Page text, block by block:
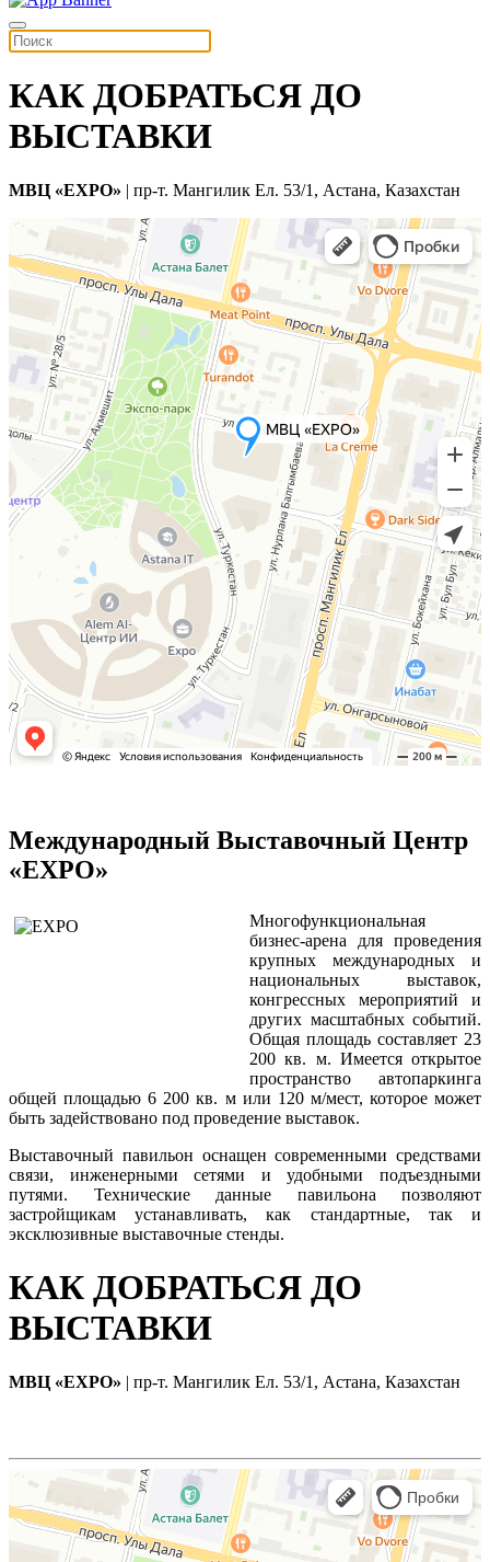
КАК ДОБРАТЬСЯ ДО
ВЫСТАВКИ
МВЦ «EXPO» | пр-т. Мангилик Ел. 53/1, Астана, Казахстан
Международный Выставочный Центр
«EXPO»
Многофункциональная
бизнес-арена для проведения
крупных международных и
национальных выставок,
конгрессных мероприятий и
других масштабных событий.
Общая площадь составляет 23
200 кв. м. Имеется открытое
пространство автопаркинга
общей площадью 6 200 кв. м или 120 м/мест, которое может
быть задействовано под проведение выставок.
Выставочный павильон оснащен современными средствами
связи, инженерными сетями и удобными подъездными
путями. Технические данные павильона позволяют
застройщикам устанавливать, как стандартные, так и
эксклюзивные выставочные стенды.
КАК ДОБРАТЬСЯ ДО
ВЫСТАВКИ
МВЦ «EXPO» | пр-т. Мангилик Ел. 53/1, Астана, Казахстан